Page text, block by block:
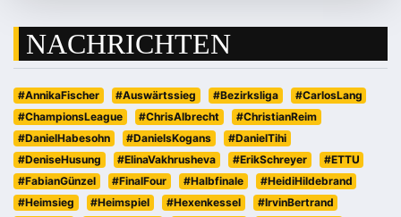
NACHRICHTEN
#AnnikaFischer #Auswärtssieg #Bezirksliga
#CarlosLang
#ChampionsLeague
#ChrisAlbrecht
#ChristianReim
#DanielHabesohn
#DanielsKogans
#DanielTihi
#DeniseHusung
#ElinaVakhrusheva #ErikSchreyer
#ETTU
#FabianGünzel
#FinalFour #Halbfinale
#HeidiHildebrand
#Heimsieg
#Heimspiel #Hexenkessel
#IrvinBertrand